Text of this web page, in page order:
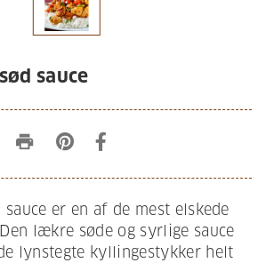
sauce
print
er en af de mest elskede
lækre søde og syrlige sauce
lynstegte kyllingestykker helt